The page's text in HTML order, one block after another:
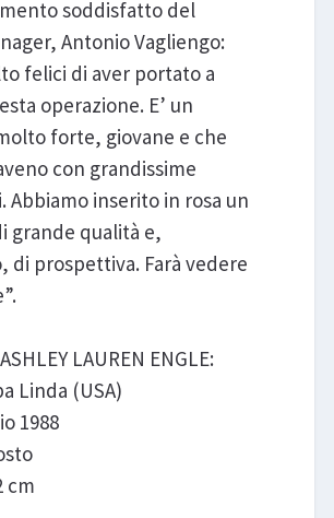
soddisfatto del
Antonio Vagliengo:
felici di aver portato a
operazione. E’ un
forte, giovane e che
con grandissime
Abbiamo inserito in rosa un
grande qualità e,
di prospettiva. Farà vedere
LAUREN ENGLE:
Linda (USA)
1988
cm